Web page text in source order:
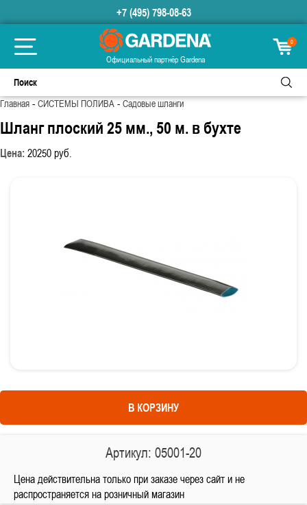
+7 (495) 798-08-63
Официальный партнёр Gardena
0
Главная-СИСТЕМЫ ПОЛИВА-Садовые шланги
Шланг плоский 25 мм., 50 м. в бухте
Цена: 20250руб.
В КОРЗИНУ
Артикул: 05001-20
Цена действительна только при заказе через сайт и не
распространяется на розничный магазин